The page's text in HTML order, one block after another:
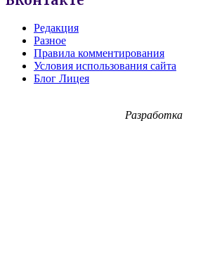
Редакция
Разное
Правила комментирования
Условия использования сайта
Блог Лицея
Разработка